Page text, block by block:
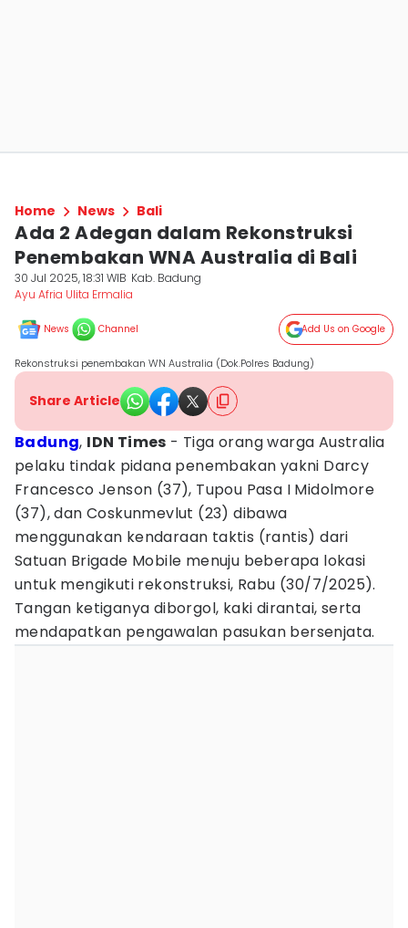
Home News Bali
Ada 2 Adegan dalam Rekonstruksi
Penembakan WNA Australia di Bali
30 Jul 2025, 18:31 WIB Kab. Badung
Ayu Afria Ulita Ermalia
News Channel Add Us on Google
Rekonstruksi penembakan WN Australia (Dok.Polres Badung)
Share Article
Badung, IDN Times - Tiga orang warga Australia
pelaku tindak pidana penembakan yakni Darcy
Francesco Jenson (37), Tupou Pasa I Midolmore
(37), dan Coskunmevlut (23) dibawa
menggunakan kendaraan taktis (rantis) dari
Satuan Brigade Mobile menuju beberapa lokasi
untuk mengikuti rekonstruksi, Rabu (30/7/2025).
Tangan ketiganya diborgol, kaki dirantai, serta
mendapatkan pengawalan pasukan bersenjata.